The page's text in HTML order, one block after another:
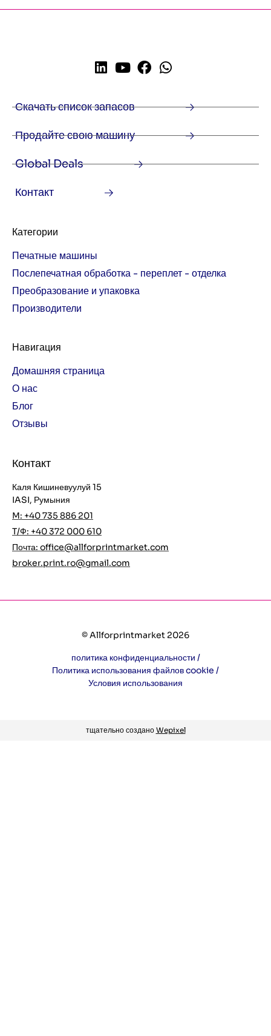
Скачать список запасов
Продайте свою машину
Global Deals
Контакт
Категории
Печатные машины
Послепечатная обработка - переплет - отделка
Преобразование и упаковка
Производители
Навигация
Домашняя страница
О нас
Блог
Отзывы
Контакт
Каля Кишиневуулуй 15
IASI, Румыния
M: +40 735 886 201
T/Ф: +40 372 000 610
Почта: office@allforprintmarket.com
broker.print.ro@gmail.com
© Allforprintmarket 2026
политика конфиденциальности /
Политика использования файлов cookie /
Условия использования
тщательно создано Wepixel